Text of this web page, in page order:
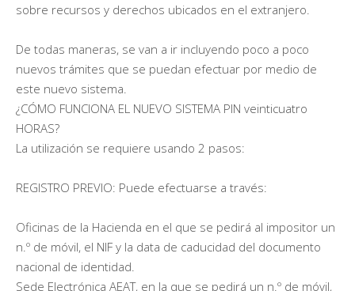
sobre recursos y derechos ubicados en el extranjero.
De todas maneras, se van a ir incluyendo poco a poco
nuevos trámites que se puedan efectuar por medio de
este nuevo sistema.
¿CÓMO FUNCIONA EL NUEVO SISTEMA PIN veinticuatro
HORAS?
La utilización se requiere usando 2 pasos:
REGISTRO PREVIO: Puede efectuarse a través:
Oficinas de la Hacienda en el que se pedirá al impositor un
n.º de móvil, el NIF y la data de caducidad del documento
nacional de identidad.
Sede Electrónica AEAT, en la que se pedirá un n.º de móvil,